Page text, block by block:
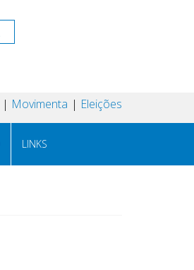
Movimenta Eleições
LINKS